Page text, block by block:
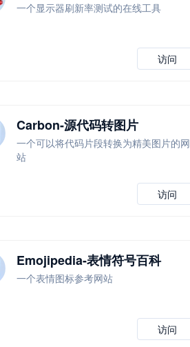
一个显示器刷新率测试的在线工具
访问
Carbon-源代码转图片
一个可以将代码片段转换为精美图片的网
站
访问
Emojipedia-表情符号百科
一个表情图标参考网站
访问